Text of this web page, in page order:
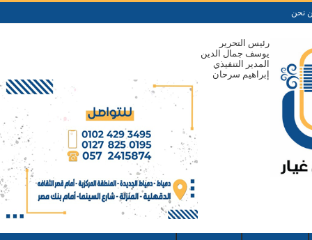
نحن
رئيس التحرير
يوسف جمال الدين
المدير التنفيذي
إبراهيم سرحان